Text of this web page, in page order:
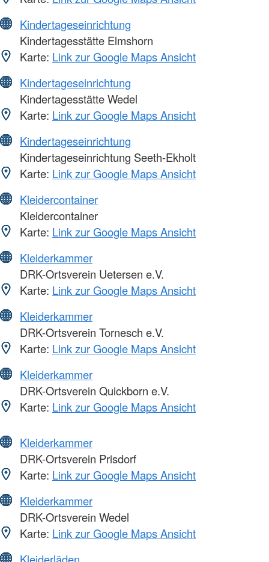
Kindertageseinrichtung
Kindertagesstätte Elmshorn
Karte: Link zur Google Maps Ansicht
Kindertageseinrichtung
Kindertagesstätte Wedel
Karte: Link zur Google Maps Ansicht
Kindertageseinrichtung
Kindertageseinrichtung Seeth-Ekholt
Karte: Link zur Google Maps Ansicht
Kleidercontainer
Kleidercontainer
Karte: Link zur Google Maps Ansicht
Kleiderkammer
DRK-Ortsverein Uetersen e.V.
Karte: Link zur Google Maps Ansicht
Kleiderkammer
DRK-Ortsverein Tornesch e.V.
Karte: Link zur Google Maps Ansicht
Kleiderkammer
DRK-Ortsverein Quickborn e.V.
Karte: Link zur Google Maps Ansicht
Kleiderkammer
DRK-Ortsverein Prisdorf
Karte: Link zur Google Maps Ansicht
Kleiderkammer
DRK-Ortsverein Wedel
Karte: Link zur Google Maps Ansicht